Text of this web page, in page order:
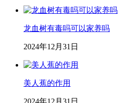
龙血树有毒吗可以家养吗
2024年12月31日
美人蕉的作用